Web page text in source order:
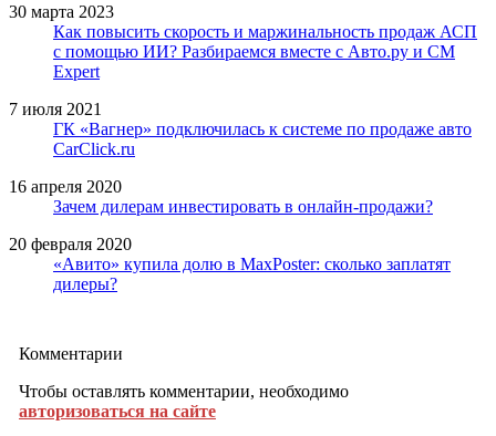
30 марта 2023
Как повысить скорость и маржинальность продаж АСП
с помощью ИИ? Разбираемся вместе с Авто.ру и CM
Expert
7 июля 2021
ГК «Вагнер» подключилась к системе по продаже авто
CarCliсk.ru
16 апреля 2020
Зачем дилерам инвестировать в онлайн-продажи?
20 февраля 2020
«Авито» купила долю в MaxPoster: сколько заплатят
дилеры?
Комментарии
Чтобы оставлять комментарии, необходимо
авторизоваться на сайте